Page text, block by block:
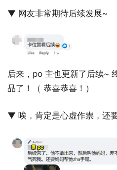
▼ 网友非常期待后续发展~
后来，po 主也更新了后续~
品了！（ 恭喜恭喜！）
▼ 唉，肯定是心虚作祟，还